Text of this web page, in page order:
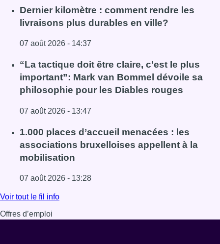
Dernier kilomètre : comment rendre les
livraisons plus durables en ville?
07 août 2026 - 14:37
Lire l'article Dernier kilomètre : comment rendre les
“La tactique doit être claire, c’est le plus
important”: Mark van Bommel dévoile sa
philosophie pour les Diables rouges
07 août 2026 - 13:47
Lire l'article “La tactique doit être claire, c’est le plus
1.000 places d’accueil menacées : les
associations bruxelloises appellent à la
mobilisation
07 août 2026 - 13:28
Lire l'article 1.000 places d’accueil menacées : les
Voir tout le fil info
Offres d’emploi